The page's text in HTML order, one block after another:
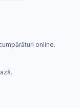
online.